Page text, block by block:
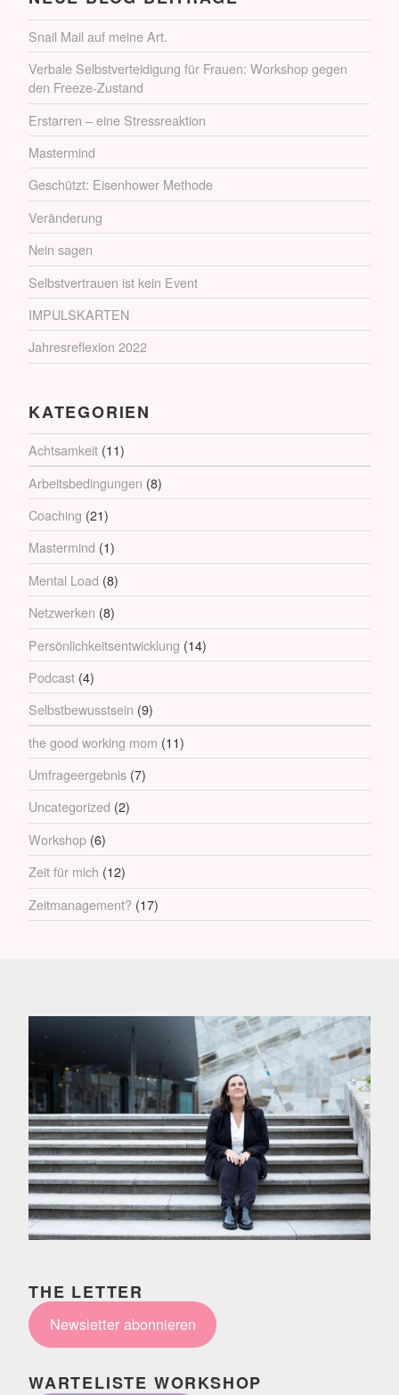
Snail Mail auf meine Art.
Verbale Selbstverteidigung für Frauen: Workshop gegen
den Freeze-Zustand
Erstarren – eine Stressreaktion
Mastermind
Geschützt: Eisenhower Methode
Veränderung
Nein sagen
Selbstvertrauen ist kein Event
IMPULSKARTEN
Jahresreflexion 2022
KATEGORIEN
Achtsamkeit (11)
Arbeitsbedingungen (8)
Coaching (21)
Mastermind (1)
Mental Load (8)
Netzwerken (8)
Persönlichkeitsentwicklung (14)
Podcast (4)
Selbstbewusstsein (9)
the good working mom (11)
Umfrageergebnis (7)
Uncategorized (2)
Workshop (6)
Zeit für mich (12)
Zeitmanagement? (17)
THE LETTER
Newsletter abonnieren
WARTELISTE WORKSHOP